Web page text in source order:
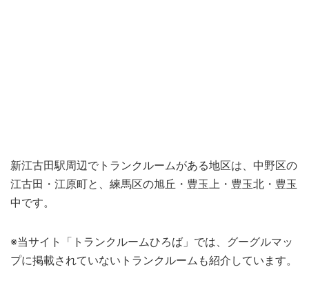
新江古田駅周辺でトランクルームがある地区は、中野区の
江古田・江原町と、練馬区の旭丘・豊玉上・豊玉北・豊玉
中です。
※当サイト「トランクルームひろば」では、グーグルマッ
プに掲載されていないトランクルームも紹介しています。